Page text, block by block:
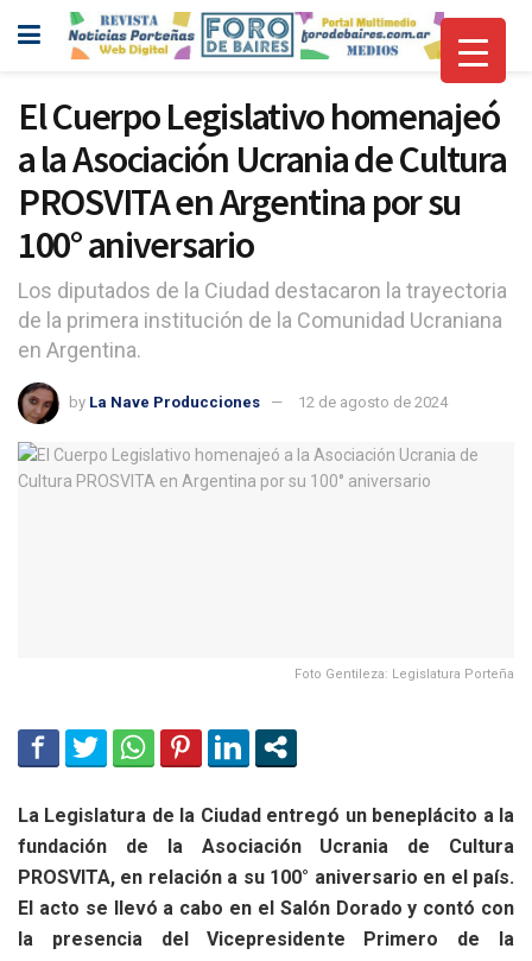
El Cuerpo Legislativo homenajeó
a la Asociación Ucrania de Cultura
PROSVITA en Argentina por su
100° aniversario
Los diputados de la Ciudad destacaron la trayectoria
de la primera institución de la Comunidad Ucraniana
en Argentina.
by La Nave Producciones 12 de agosto de 2024
Foto Gentileza: Legislatura Porteña
La Legislatura de la Ciudad entregó un beneplácito a la
fundación de la Asociación Ucrania de Cultura
PROSVITA, en relación a su 100° aniversario en el país.
El acto se llevó a cabo en el Salón Dorado y contó con
la presencia del Vicepresidente Primero de la